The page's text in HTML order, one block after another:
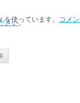
使っています。 コメン
さい。